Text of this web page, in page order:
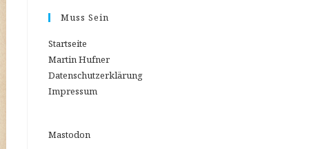
Muss Sein
Startseite
Martin Hufner
Datenschutzerklärung
Impressum
Mastodon